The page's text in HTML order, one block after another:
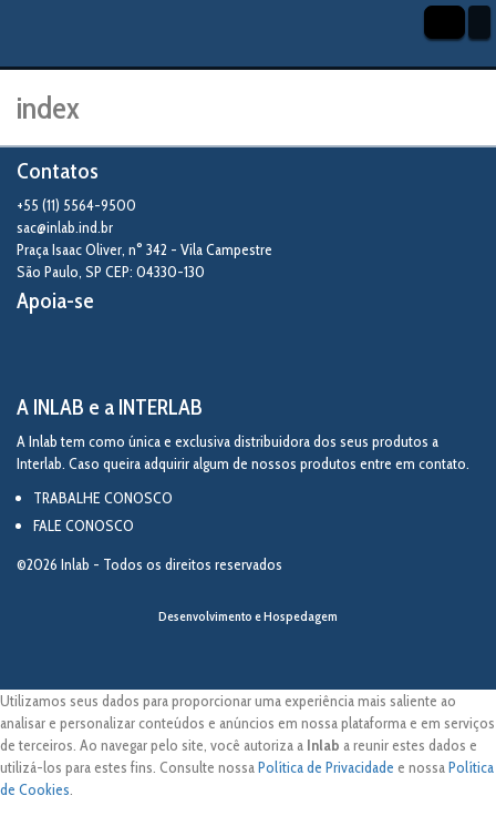
index
Contatos
+55 (11) 5564-9500
sac@inlab.ind.br
Praça Isaac Oliver, n° 342 - Vila Campestre
São Paulo SP CEP: 04330-130
Apoia-se
A INLAB e a INTERLAB
A Inlab tem como única e exclusiva distribuidora dos seus produtos a
Interlab. Caso queira adquirir algum de nossos produtos entre em contato.
TRABALHE CONOSCO
FALE CONOSCO
©2026 Inlab - Todos os direitos reservados
Desenvolvimento e Hospedagem
Utilizamos seus dados para proporcionar uma experiência mais saliente ao
analisar e personalizar conteúdos e anúncios em nossa plataforma e em serviços
de terceiros. Ao navegar pelo site, você autoriza a Inlab a reunir estes dados e
utilizá-los para estes fins. Consulte nossaPolítica de Privacidade e nossaPolítica
de Cookies